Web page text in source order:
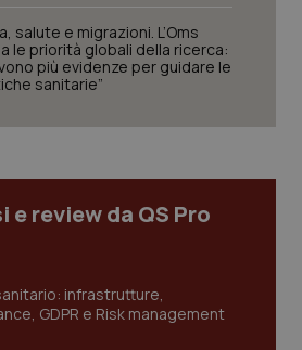
salute e migrazioni. L’Oms
le priorità globali della ricerca:
più evidenze per guidare le
sanitarie”
e review da QS Pro
infrastrutture,
GDPR e Risk management
pagine e l'accesso alle aree
senza questi cookie.
Fornitore /Dominio